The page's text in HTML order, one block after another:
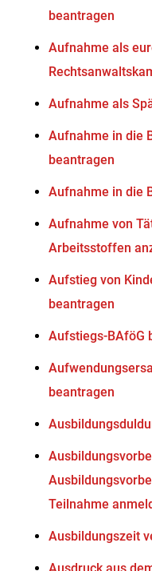
beantragen
Aufnahme als
Aufnahme als
Aufnahme in die
beantragen
Aufnahme in die
Aufnahme von
Arbeitsstoffen
Aufstieg von
beantragen
Aufstiegs-BAföG
beantragen
Teilnahme
Ausbildungszeit